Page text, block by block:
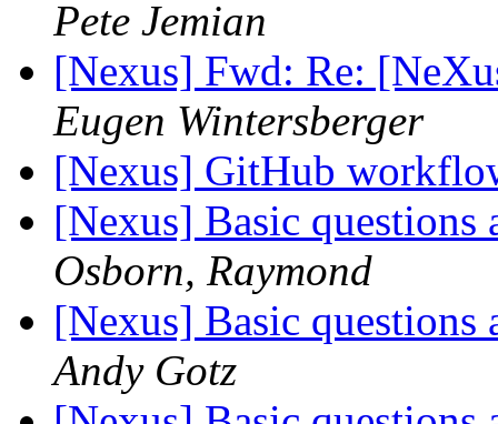
Pete Jemian
[Nexus] Fwd: Re:
Eugen Wintersberger
[Nexus] GitHub
[Nexus] Basic
Osborn, Raymond
[Nexus] Basic
Andy Gotz